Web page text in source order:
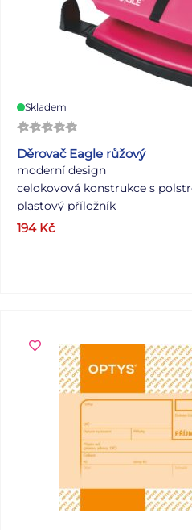
Skladem
Děrovač Eagle růžový
moderní design
celokovová konstrukce s
plastový příložník
snímatelné pouzdro na odpad.
194 Kč